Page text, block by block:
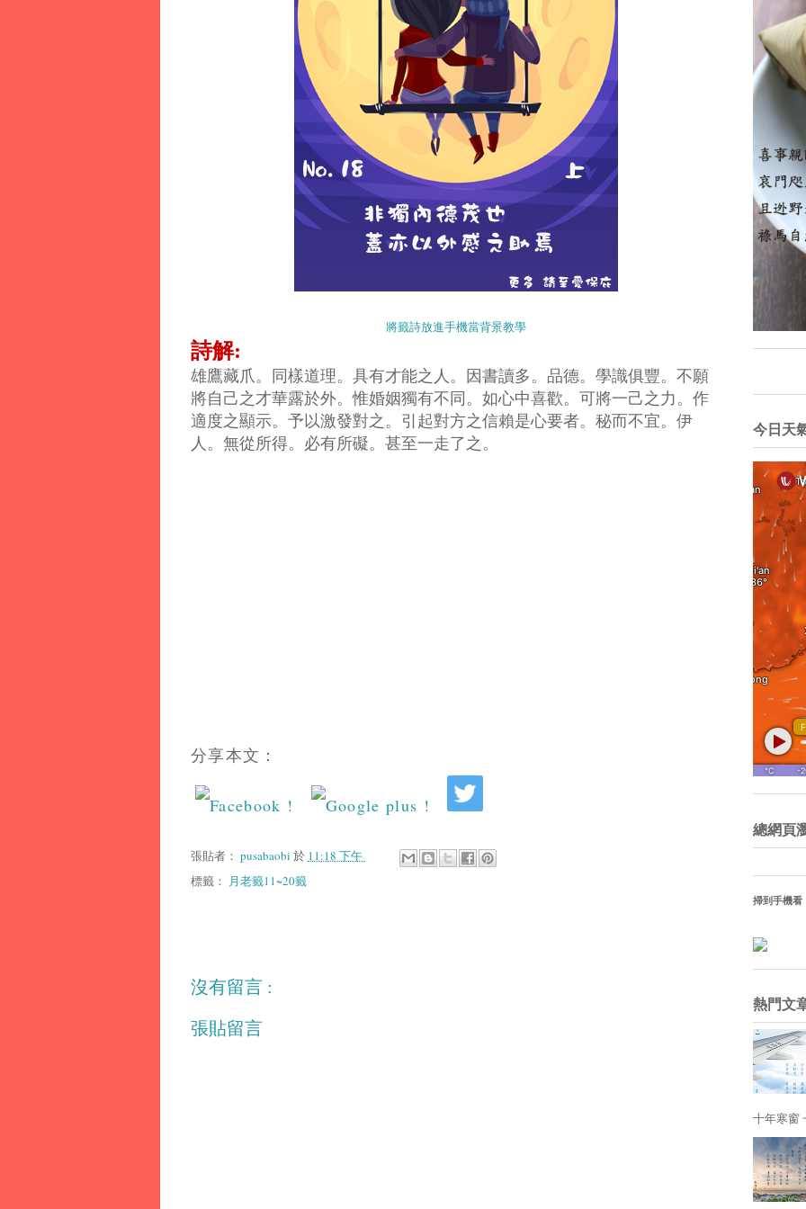
將籤詩放進手機當背景教學
詩解:
雄鷹藏爪。同樣道理。具有才能之人。因書讀多。品德。學識俱豐。不願
將自己之才華露於外。惟婚姻獨有不同。如心中喜歡。可將一己之力。作
適度之顯示。予以激發對之。引起對方之信賴是心要者。秘而不宜。伊
人。無從所得。必有所礙。甚至一走了之。
分享本文：
張貼者： pusabaobi 於 11:18 下午
標籤： 月老籤11~20籤
沒有留言 :
張貼留言
今日天
總網頁
掃到手機看
熱門文
十年寒窗